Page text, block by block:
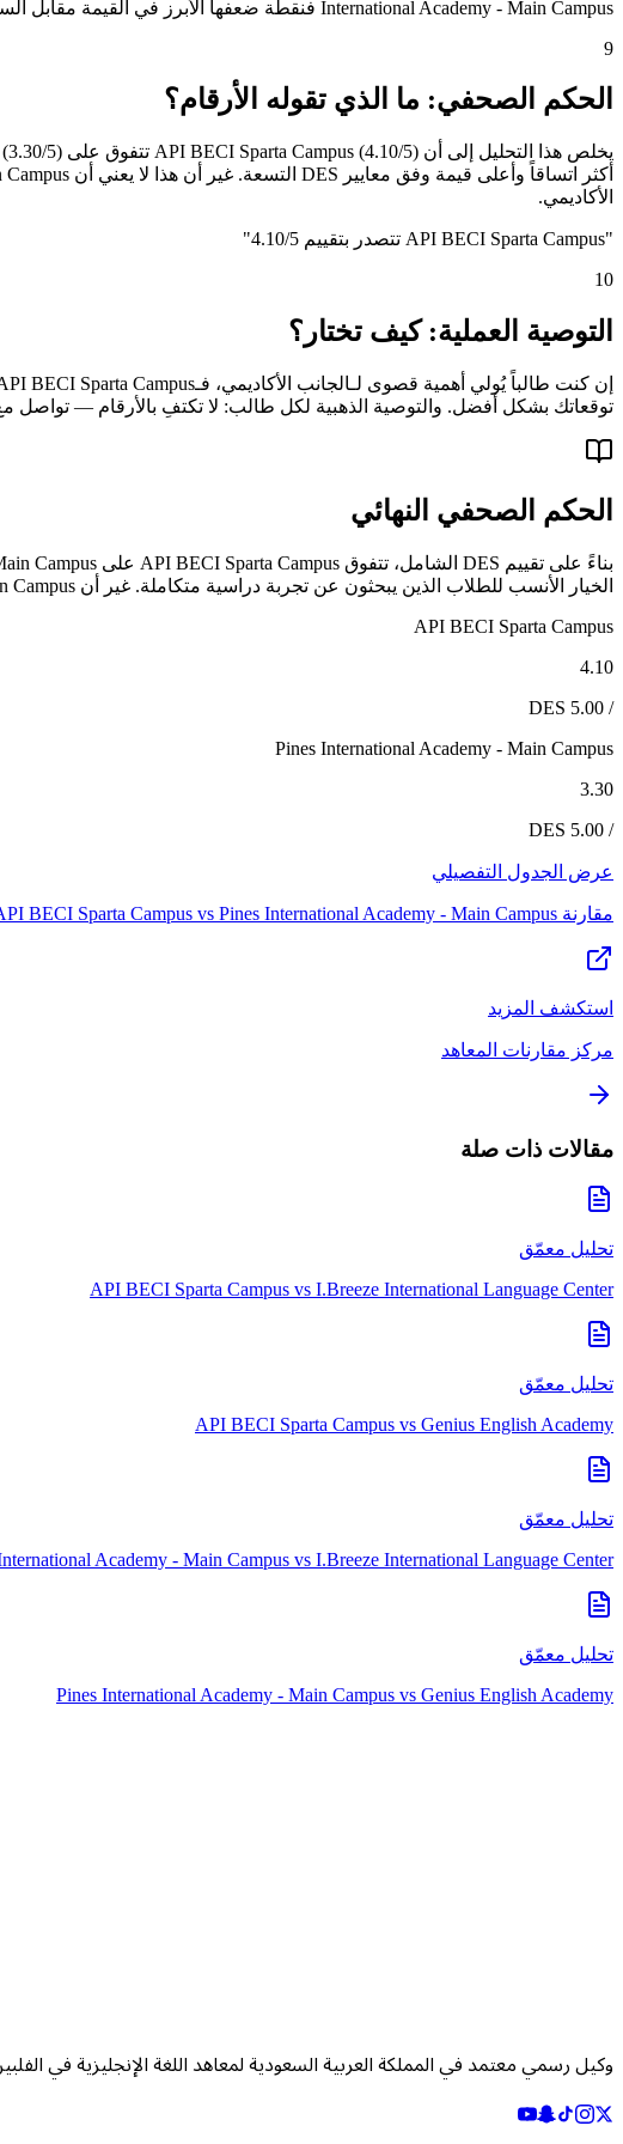
International Academy - Main Campus فنقطة ضعفها الأبرز في القيمة مقابل السعر (2.0/5). الوعي بهذه الثغرات مسبقاً يُجنّب الطالب خيبة الأمل ويُمكّنه من التكيّف أو البحث عن بدائل.
9
الحكم الصحفي: ما الذي تقوله الأرقام؟
الأكاديمي.
"API BECI Sparta Campus تتصدر بتقييم 4.10/5
"
10
التوصية العملية: كيف تختار؟
توقعاتك بشكل أفضل. والتوصية الذهبية لكل طالب: لا تكتفِ بالأرقام — تواصل
الحكم الصحفي النهائي
الخيار الأنسب للطلاب الذين يبحثون عن تجربة دراسية متكاملة. غير أن Pines International Academy - Main Campus يظل خياراً قوياً لمن تتوافق أولوياته مع نقاط قوته المحددة.
API BECI Sparta Campus
4.10
/ 5.00 DES
Pines International Academy - Main Campus
3.30
/ 5.00 DES
عرض الجدول التفصيلي
مقارنة BECI Sparta Campus vs Pines International Academy - Main Campus
استكشف المزيد
مركز مقارنات المعاهد
مقالات ذات صلة
تحليل معمّق
API BECI Sparta Campus vs I.Breeze International Language Center
تحليل معمّق
API BECI Sparta Campus vs Genius English Academy
تحليل معمّق
Academy - Main Campus vs I.Breeze International Language Center
تحليل معمّق
Pines International Academy - Main Campus vs Genius English Academy
وكيل رسمي معتمد في المملكة العربية السعودية لمعاهد اللغة الإنجليزية في